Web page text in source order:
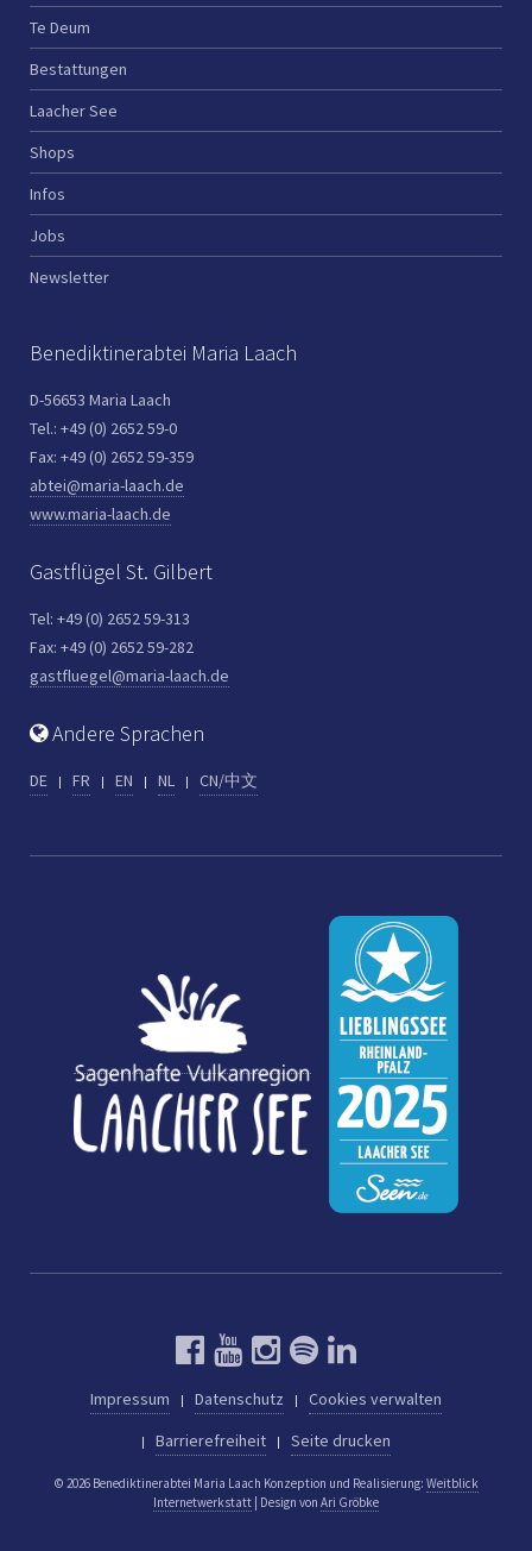
Te Deum
Bestattungen
Laacher See
Shops
Infos
Jobs
Newsletter
Benediktinerabtei Maria Laach
D-56653 Maria Laach
Tel.: +49 (0) 2652 59-0
Fax: +49 (0) 2652 59-359
abtei@maria-laach.de
www.maria-laach.de
Gastflügel St. Gilbert
Tel: +49 (0) 2652 59-313
Fax: +49 (0) 2652 59-282
gastfluegel@maria-laach.de
Andere Sprachen
DE FR EN NL CN/中文
Impressum Datenschutz
Cookies verwalten
Barrierefreiheit
Seite drucken
© 2026 Benediktinerabtei Maria Laach Konzeption und Realisierung: Weitblick
Internetwerkstatt | Design von Ari Gröbke